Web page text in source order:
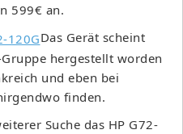
599€ an.
Das Gerät scheint
hergestellt worden
und eben bei
finden.
Suche das HP G72-